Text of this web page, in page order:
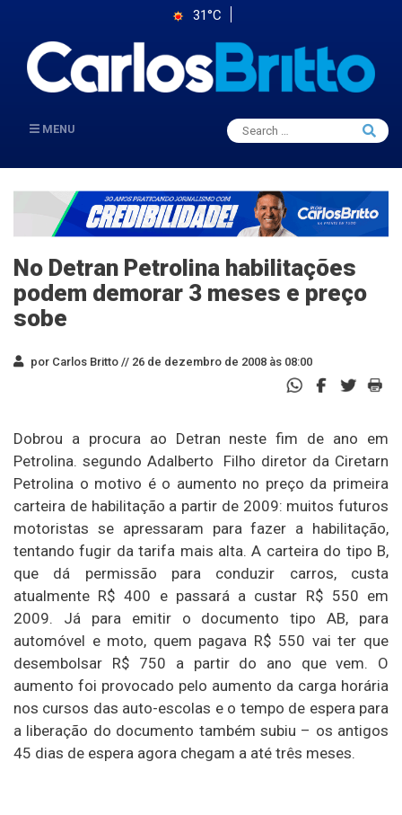
31°C
MENU
Search
for:
Search
No Detran Petrolina habilitações
podem demorar 3 meses e preço
sobe
por Carlos Britto // 26 de dezembro de 2008 às 08:00
Dobrou a procura ao Detran neste fim de ano em
Petrolina. segundo Adalberto Filho diretor da Ciretarn
Petrolina o motivo é o aumento no preço da primeira
carteira de habilitação a partir de 2009: muitos futuros
motoristas se apressaram para fazer a habilitação,
tentando fugir da tarifa mais alta. A carteira do tipo B,
que dá permissão para conduzir carros, custa
atualmente R$ 400 e passará a custar R$ 550 em
2009. Já para emitir o documento tipo AB, para
automóvel e moto, quem pagava R$ 550 vai ter que
desembolsar R$ 750 a partir do ano que vem. O
aumento foi provocado pelo aumento da carga horária
nos cursos das auto-escolas e o tempo de espera para
a liberação do documento também subiu – os antigos
45 dias de espera agora chegam a até três meses.